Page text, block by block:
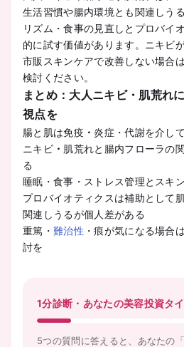
生活習慣や腸内環境とも関連しう
リズム・食事の見直しとプロバイ
的に試す価値があります。ニキビ
市販スキンケアで改善しない場合
検討ください。
まとめ：大人ニキビ・肌荒れ
視点を
腸と肌は免疫 ・炎症・代謝を介し
ニキビ・ 肌荒れと腸内フローラの
る
睡眠・食事・ストレス管理とスキ
プロバイオティクスは補助として
関連しうるが個人差がある
重篤・ 難治性 ・痕が気になる場合
討を
1分診断・あなたの美容投資タ
5つの質問に答えると、あなたの